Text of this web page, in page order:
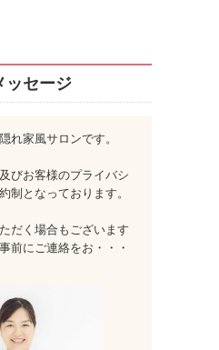
ッセージ
れ家風サロンです。
びお客様のプライバシ
制となっております。
だく場合もございます
前にご連絡をお ・・・